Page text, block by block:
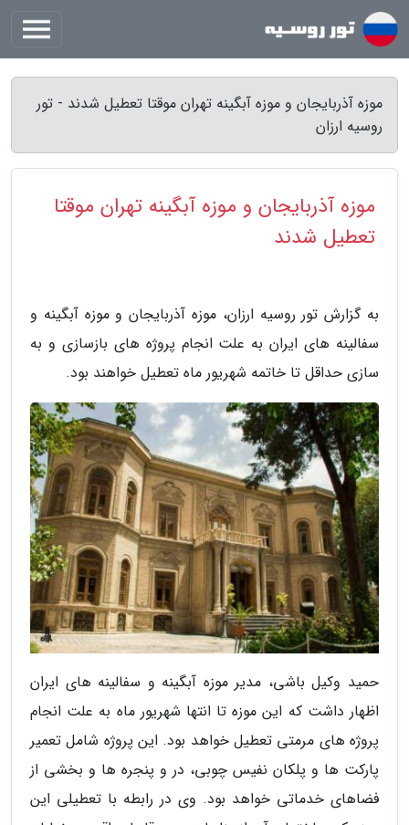
موزه آذربایجان و موزه آبگینه تهران موقتا تعطیل شدند - تور
روسیه ارزان
موزه آذربایجان و موزه آبگینه تهران موقتا
تعطیل شدند
به گزارش تور روسیه ارزان، موزه آذربایجان و موزه آبگینه و
سفالینه های ایران به علت انجام پروژه های بازسازی و به
سازی حداقل تا خاتمه شهریور ماه تعطیل خواهند بود.
حمید وکیل باشی، مدیر موزه آبگینه و سفالینه های ایران
اظهار داشت که این موزه تا انتها شهریور ماه به علت انجام
پروژه های مرمتی تعطیل خواهد بود. این پروژه شامل تعمیر
پارکت ها و پلکان نفیس چوبی، در و پنجره ها و بخشی از
فضاهای خدماتی خواهد بود. وی در رابطه با تعطیلی این